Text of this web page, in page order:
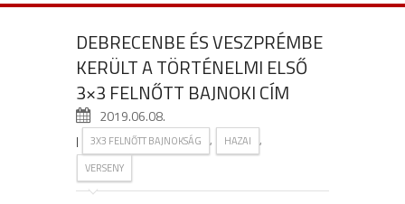
DEBRECENBE ÉS VESZPRÉMBE
KERÜLT A TÖRTÉNELMI ELSŐ
3×3 FELNŐTT BAJNOKI CÍM
2019.06.08.
| 3X3 FELNŐTT BAJNOKSÁG , HAZAI ,
VERSENY